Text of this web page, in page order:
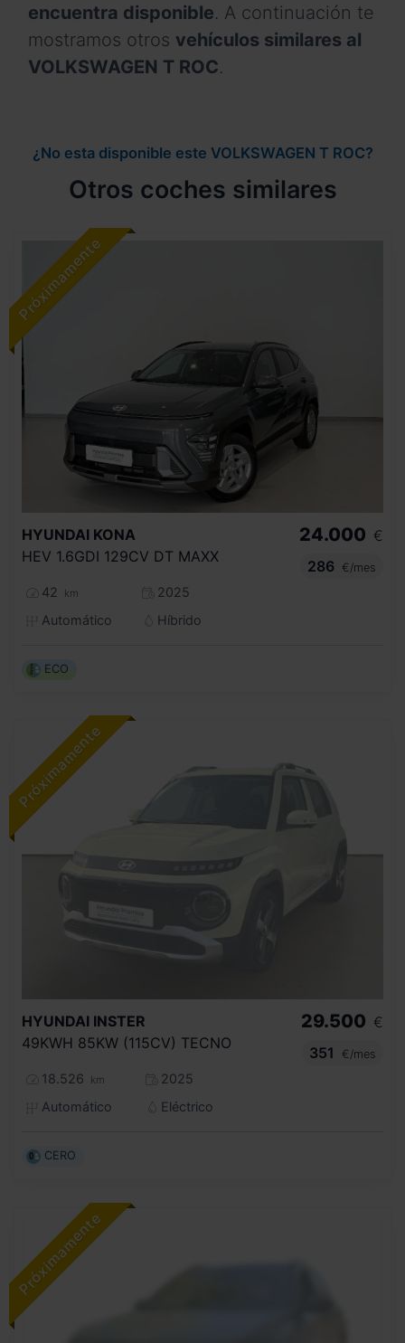
encuentra disponible. A continuación te
mostramos otros vehículos similares al
VOLKSWAGEN T ROC.
¿No esta disponible este VOLKSWAGEN T ROC?
Otros coches similares
HYUNDAI KONA
HEV 1.6GDI 129CV DT MAXX
42 km
2025
Automático
Híbrido
24.000 €
286
€/mes
ECO
HYUNDAI INSTER
49KWH 85KW (115CV) TECNO
18.526 km
2025
Automático
Eléctrico
29.500 €
351
€/mes
CERO